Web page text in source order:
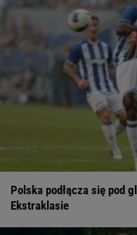
Polska podłącza się pod
Ekstraklasie